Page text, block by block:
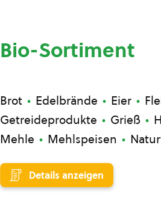
Bio-Sortiment
Brot Edelbrände Eier
Getreideprodukte
Grieß
Mehle
Mehlspeisen
Details anzeigen